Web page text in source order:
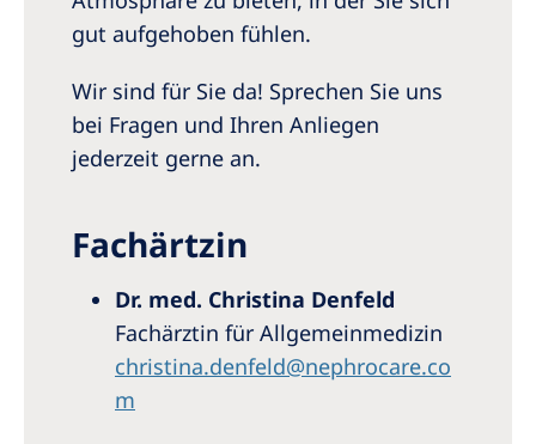
Philippines
North America
United States of America
Global Website
gut aufgehoben fühlen.
Wir sind für Sie da! Sprechen Sie uns
bei Fragen und Ihren Anliegen
jederzeit gerne an.
Fachärtzin
Dr. med. Christina Denfeld
Fachärztin für Allgemeinmedizin
christina.denfeld@nephrocare.co
m